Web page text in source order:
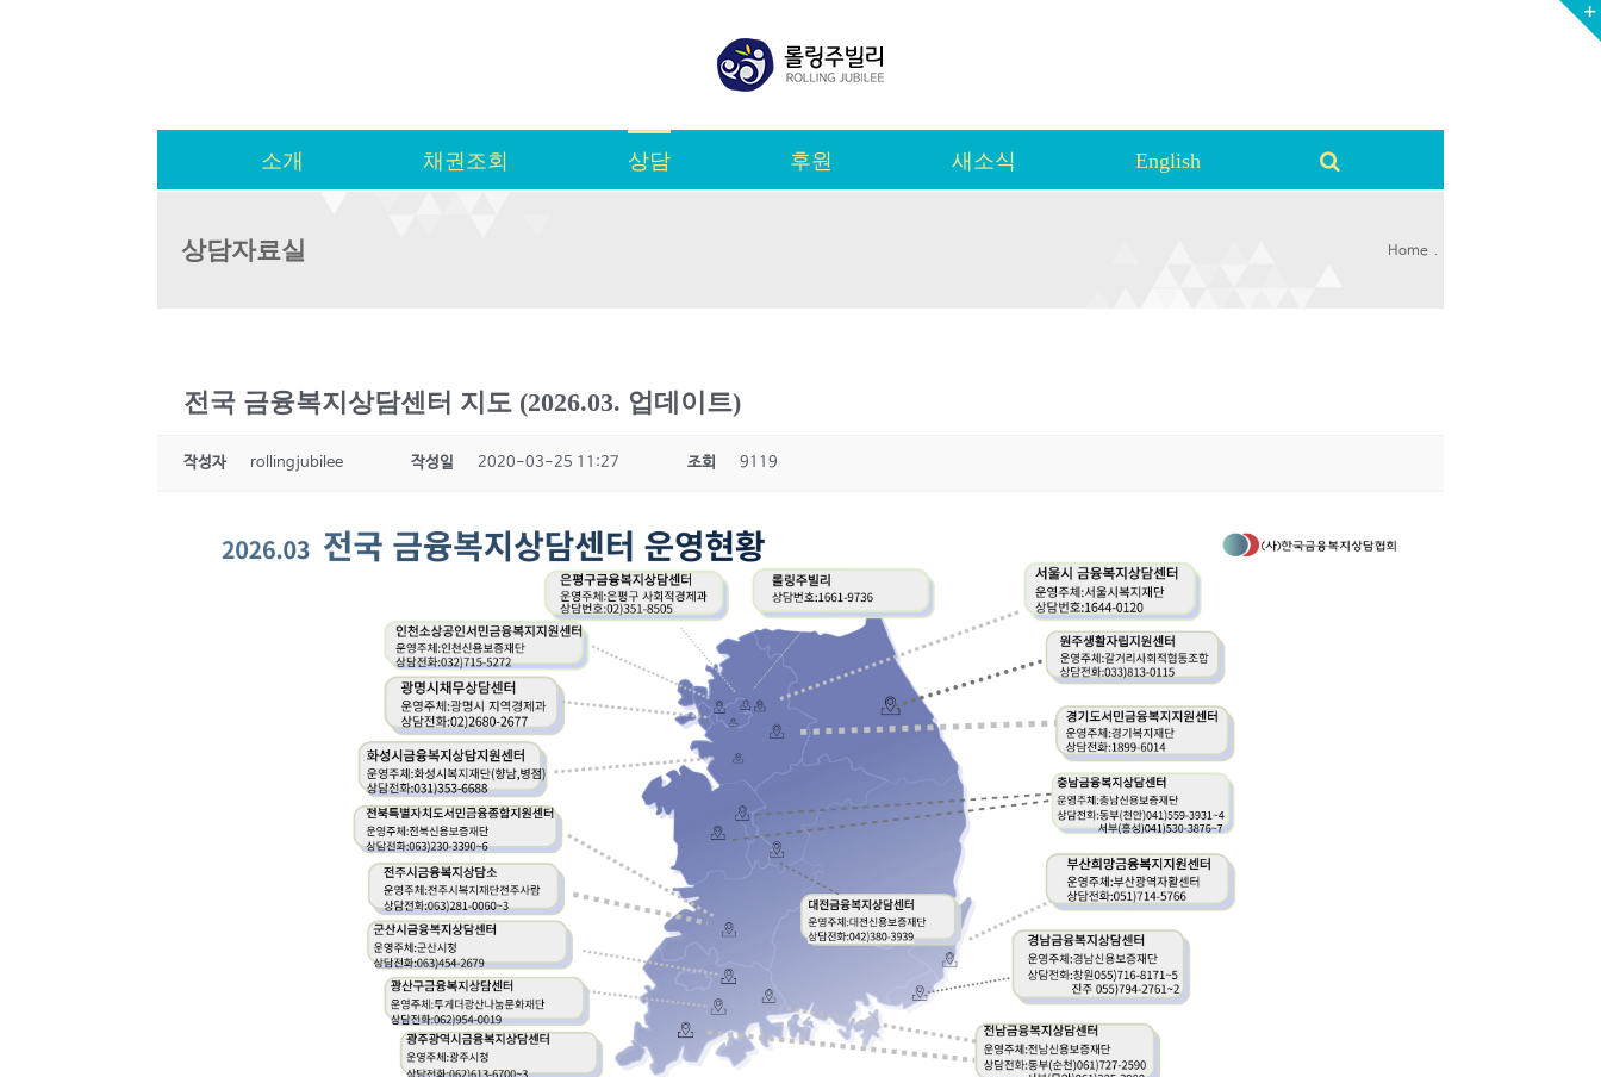
소개 채권조회 상담 후원 새소식 English
상담자료실 Home
전국 금융복지상담센터 지도 (2026.03. 업데이트)
작성자 rollingjubilee 작성일 2020-03-25 11:27 조회 9119